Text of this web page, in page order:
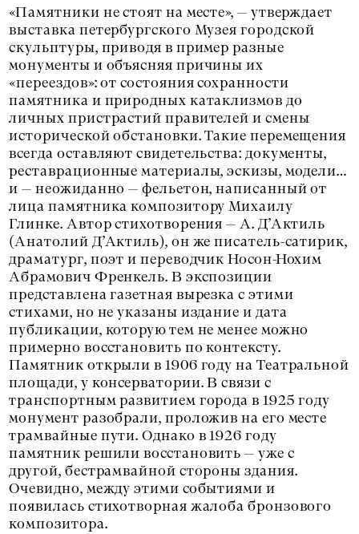
«Памятники не стоят на месте», — утверждает
выставка петербургского Музея городской
скульптуры, приводя в пример разные
монументы и объясняя причины их
«переездов»: от состояния сохранности
памятника и природных катаклизмов до
личных пристрастий правителей и смены
исторической обстановки. Такие перемещения
всегда оставляют свидетельства: документы,
реставрационные материалы, эскизы, модели…
и — неожиданно — фельетон, написанный от
лица памятника композитору Михаилу
Глинке. Автор стихотворения — А. Д’Актиль
(Анатолий Д’Актиль), он же писатель-сатирик,
драматург, поэт и переводчик Носон-Нохим
Абрамович Френкель. В экспозиции
представлена газетная вырезка с этими
стихами, но не указаны издание и дата
публикации, которую тем не менее можно
примерно восстановить по контексту.
Памятник открыли в 1906 году на Театральной
площади, у консерватории. В связи с
транспортным развитием города в 1925 году
монумент разобрали, проложив на его месте
трамвайные пути. Однако в 1926 году
памятник решили восстановить — уже с
другой, бестрамвайной стороны здания.
Очевидно, между этими событиями и
появилась стихотворная жалоба бронзового
композитора.